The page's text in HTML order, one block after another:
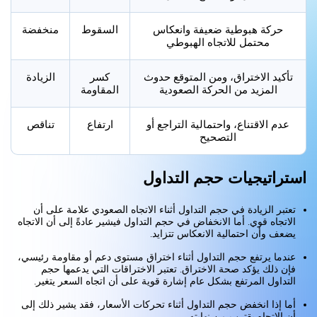
منخفضة السقوط
حركة هبوطية ضعيفة وانعكاس
محتمل للاتجاه الهبوطي
الزيادة
كسر
المقاومة
تأكيد الاختراق، ومن المتوقع حدوث
المزيد من الحركة الصعودية
تناقص ارتفاع
عدم الاقتناع، واحتمالية التراجع أو
التصحيح
استراتيجيات حجم التداول
تعتبر الزيادة في حجم التداول أثناء الاتجاه الصعودي علامة على أن
الاتجاه قوي. أما الانخفاض في حجم التداول فيشير عادةً إلى أن الاتجاه
يضعف وأن احتمالية الانعكاس تتزايد.
عندما يرتفع حجم التداول أثناء اختراق مستوى دعم أو مقاومة رئيسي،
فإن ذلك يؤكد صحة الاختراق. تعتبر الاختراقات التي يدعمها حجم
التداول المرتفع بشكل عام إشارة قوية على أن اتجاه السعر يتغير.
أما إذا انخفض حجم التداول أثناء تحركات الأسعار، فقد يشير ذلك إلى